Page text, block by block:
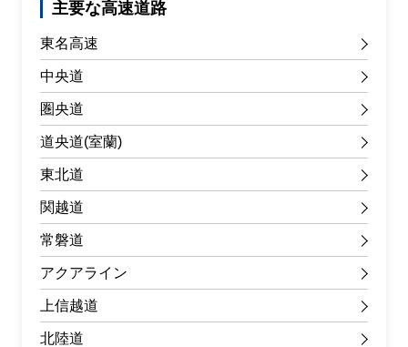
主要な高速道路
東名高速
中央道
圏央道
道央道(室蘭)
東北道
関越道
常磐道
アクアライン
上信越道
北陸道